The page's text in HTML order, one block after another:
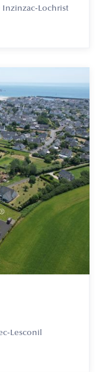
Inzinzac-Lochrist
Lesconil